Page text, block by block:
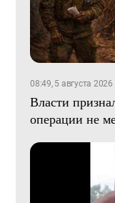
08:49, 5 августа 2026
Власти
операции не